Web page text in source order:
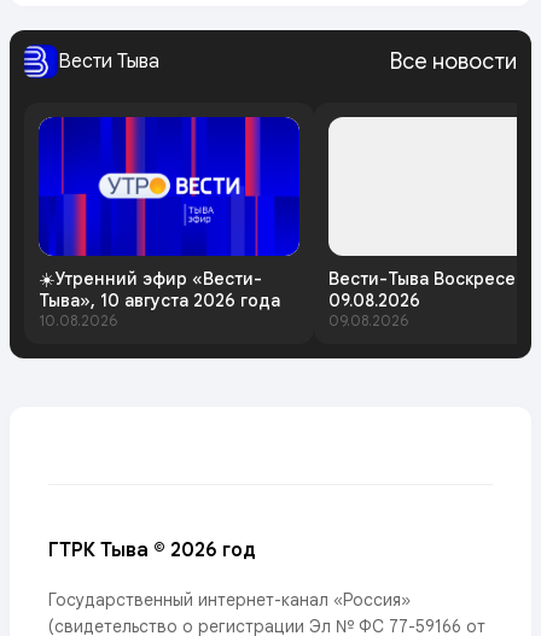
Вести Тыва Все новости
☀️Утренний эфир «Вести-
Тыва», 10 августа 2026 года
10.08.2026
Вести-Тыва
09.08.2026
09.08.2026
ГТРК Тыва © 2026 год
Государственный интернет-канал «Россия»
(свидетельство о регистрации Эл № ФС 77-59166 от